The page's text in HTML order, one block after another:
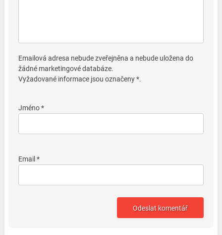
Emailová adresa nebude zveřejněna a nebude uložena do
žádné marketingové databáze.
Vyžadované informace jsou označeny *.
Jméno *
Email *